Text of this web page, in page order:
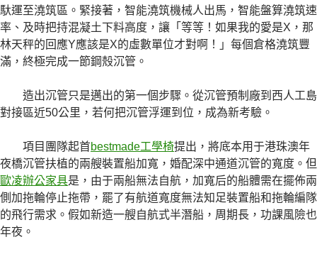
馱運至澆筑區。緊接著，智能澆筑機械人出馬，智能盤算澆筑速
率、及時把持混凝土下料高度，讓「等等！如果我的愛是X，那
林天秤的回應Y應該是X的虛數單位才對啊！」每個倉格澆筑豐
滿，終極完成一節鋼殼沉管。
造出沉管只是邁出的第一個步驟。從沉管預制廠到西人工島
對接區近50公里，若何把沉管浮運到位，成為新考驗。
項目團隊起首bestmade工學椅提出，將底本用于港珠澳年
夜橋沉管扶植的兩艘裝置船加寬，婚配深中通道沉管的寬度。但
歐凌辦公家具是，由于兩船無法自航，加寬后的船體需在擺佈兩
側加拖輪停止拖帶，罷了有航道寬度無法知足裝置船和拖輪編隊
的飛行需求。假如新造一艘自航式半潛船，周期長，功課風險也
年夜。